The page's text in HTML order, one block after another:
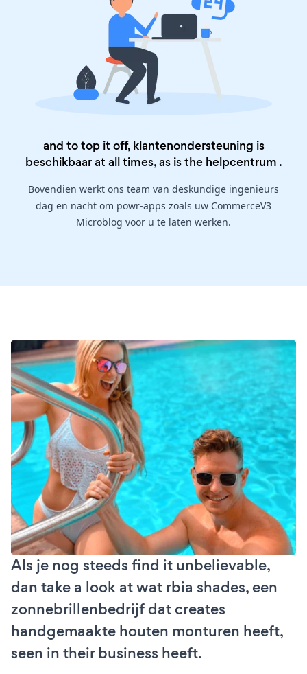
and to top it off, klantenondersteuning is
beschikbaar at all times, as is the helpcentrum .
Bovendien werkt ons team van deskundige ingenieurs
dag en nacht om powr-apps zoals uw CommerceV3
Microblog voor u te laten werken.
Als je nog steeds find it unbelievable,
dan take a look at wat rbia shades, een
zonnebrillenbedrijf dat creates
handgemaakte houten monturen heeft,
seen in their business heeft.